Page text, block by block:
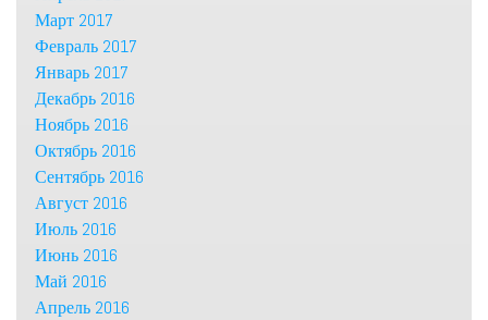
Март 2017
Февраль 2017
Январь 2017
Декабрь 2016
Ноябрь 2016
Октябрь 2016
Сентябрь 2016
Август 2016
Июль 2016
Июнь 2016
Май 2016
Апрель 2016